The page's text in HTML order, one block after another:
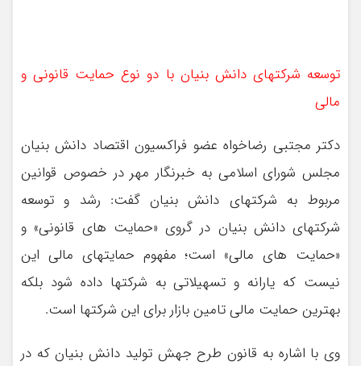
توسعه شرکتهای دانش بنیان با دو نوع حمایت قانونی و
مالی
دکتر مجتبی رضاخواه عضو فراکسیون اقتصاد دانش بنیان
مجلس شورای اسلامی به خبرنگار مهر در خصوص قوانین
مربوط به شرکتهای دانش بنیان گفت: رشد و توسعه
شرکتهای دانش بنیان در گروی «حمایت های قانونی» و
«حمایت های مالی» است؛ مفهوم حمایتهای مالی این
نیست که یارانه و تسهیلاتی به شرکتها داده شود بلکه
بهترین حمایت مالی تامین بازار برای این شرکتها است.
وی با اشاره به قانون طرح جهش تولید دانش بنیان که در